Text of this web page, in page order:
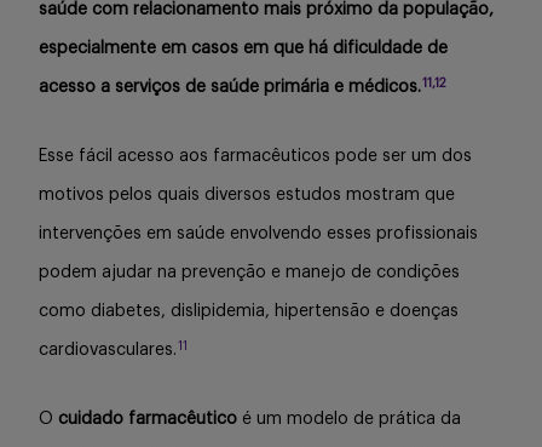
saúde com relacionamento mais próximo da população,
especialmente em casos em que há dificuldade de
acesso a serviços de saúde primária e médicos.11,12
Esse fácil acesso aos farmacêuticos pode ser um dos
motivos pelos quais diversos estudos mostram que
intervenções em saúde envolvendo esses profissionais
podem ajudar na prevenção e manejo de condições
como diabetes, dislipidemia, hipertensão e doenças
cardiovasculares.11
O cuidado farmacêutico é um modelo de prática da